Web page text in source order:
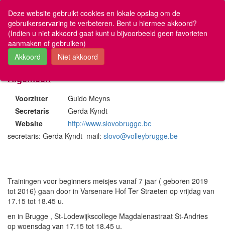
Deze website gebruikt cookies en lokale opslag om de
gebruikerservaring te verbeteren. Bent u hiermee akkoord?
(Indien u niet akkoord gaat kunt u bijvoorbeeld geen favorieten
aanmaken of gebruiken)
Mijn Favorieten
Oost-Vlaanderen
Vlaams-Brabant
De Vriendschap
Overige wedstrijden
Over volleyscores
www.volleyscores.be
Club W-2223 Slovo Volley Brugge
Algemeen
Voorzitter
Guido Meyns
Secretaris
Gerda Kyndt
Website
http://www.slovobrugge.be
secretaris: Gerda Kyndt mail: slovo@volleybrugge.be
Trainingen voor beginners meisjes vanaf 7 jaar ( geboren 2019
tot 2016) gaan door in Varsenare Hof Ter Straeten op vrijdag van
17.15 tot 18.45 u.
en in Brugge , St-Lodewijkscollege Magdalenastraat St-Andries
op woensdag van 17.15 tot 18.45 u.